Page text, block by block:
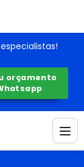
orçamento